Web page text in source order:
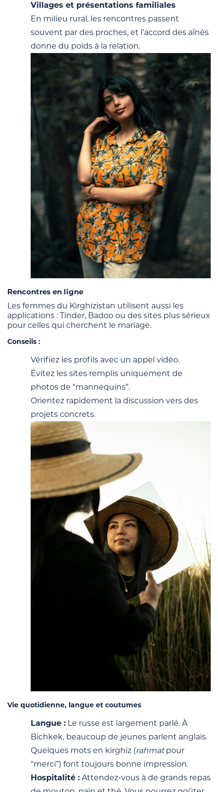
Villages et présentations familiales
En milieu rural, les rencontres passent
souvent par des proches, et l’accord des aînés
donne du poids à la relation.
Rencontres en ligne
Les femmes du Kirghizistan utilisent aussi les
applications : Tinder, Badoo ou des sites plus sérieux
pour celles qui cherchent le mariage.
Conseils :
Vérifiez les profils avec un appel vidéo.
Évitez les sites remplis uniquement de
photos de “mannequins”.
Orientez rapidement la discussion vers des
projets concrets.
Vie quotidienne, langue et coutumes
Langue : Le russe est largement parlé. À
Bichkek, beaucoup de jeunes parlent anglais.
Quelques mots en kirghiz (rahmatpour
“merci”) font toujours bonne impression.
Hospitalité : Attendez-vous à de grands repas